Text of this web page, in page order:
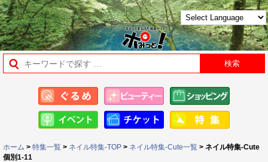
ホーム > 特集一覧 > ネイル特集-TOP > ネイル特集-Cute一覧 > ネイル特集-Cute
個別1-11